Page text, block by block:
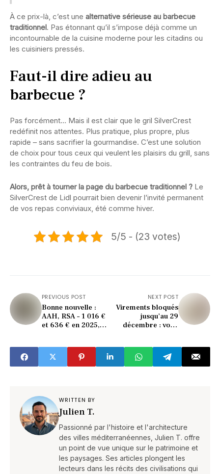
À ce prix-là, c’est une alternative sérieuse au barbecue
traditionnel. Pas étonnant qu’il s’impose déjà comme un
incontournable de la cuisine moderne pour les citadins ou
les cuisiniers pressés.
Faut-il dire adieu au
barbecue ?
Pas forcément… Mais il est clair que le gril SilverCrest
redéfinit nos attentes. Plus pratique, plus propre, plus
rapide – sans sacrifier la gourmandise. C’est une solution
de choix pour tous ceux qui veulent les plaisirs du grill, sans
les contraintes du feu de bois.
Alors, prêt à tourner la page du barbecue traditionnel ? Le
SilverCrest de Lidl pourrait bien devenir l’invité permanent
de vos repas conviviaux, été comme hiver.
5/5 - (23 votes)
PREVIOUS POST
Bonne nouvelle :
AAH, RSA – 1 016 €
et 636 € en 2025,
la Caf
NEXT POST
Virements bloqués
jusqu’au 29
décembre : voici
envoyer
WRITTEN BY
Julien T.
Passionné par l'histoire et l'architecture
des villes méditerranéennes, Julien T. offre
un point de vue unique sur le patrimoine et
les paysages. Ses articles plongent les
lecteurs dans les récits des civilisations qui